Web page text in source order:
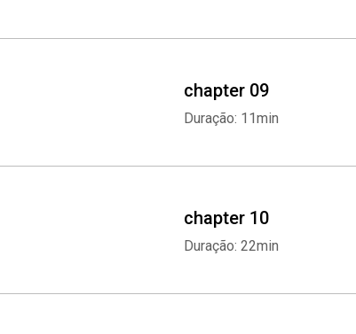
chapter 09
Duração: 11min
chapter 10
Duração: 22min